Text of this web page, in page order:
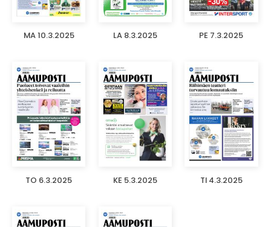
MA 10.3.2025 LA 8.3.2025 PE 7.3.2025
TO 6.3.2025 KE 5.3.2025 TI 4.3.2025